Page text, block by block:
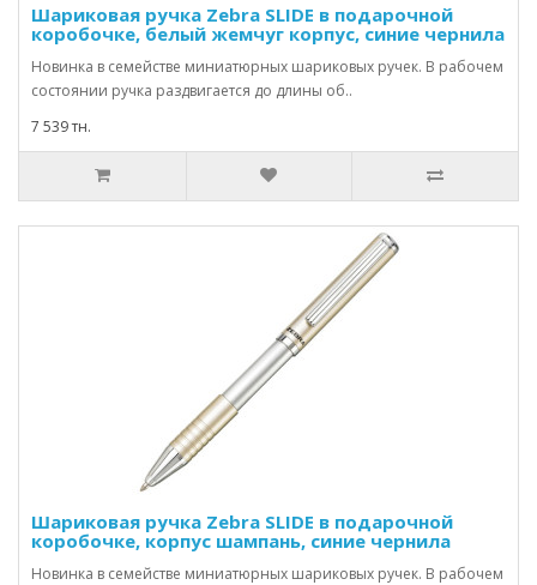
Шариковая ручка Zebra SLIDE в подарочной
коробочке, белый жемчуг корпус, синие чернила
Новинка в семействе миниатюрных шариковых ручек. В рабочем
состоянии ручка раздвигается до длины об..
7 539 тн.
Шариковая ручка Zebra SLIDE в подарочной
коробочке, корпус шампань, синие чернила
Новинка в семействе миниатюрных шариковых ручек. В рабочем